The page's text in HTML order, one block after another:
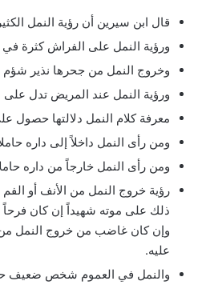
قال ابن سيرين أن رؤية النمل
ورؤية النمل على الفراش كثرة في
وخروج النمل من جحرها نذير
ورؤية النمل عند المريض تدل على
معرفة كلام النمل دلالتها حصول
ومن رأى النمل داخلاً إلى داره
ومن رأى النمل خارجاً من داره
رؤية خروج النمل من الأنف أو
ذلك على موته شهيداً إن كان
وإن كان غاضب من خروج
عليه.
والنمل في العموم شخص ضعيف